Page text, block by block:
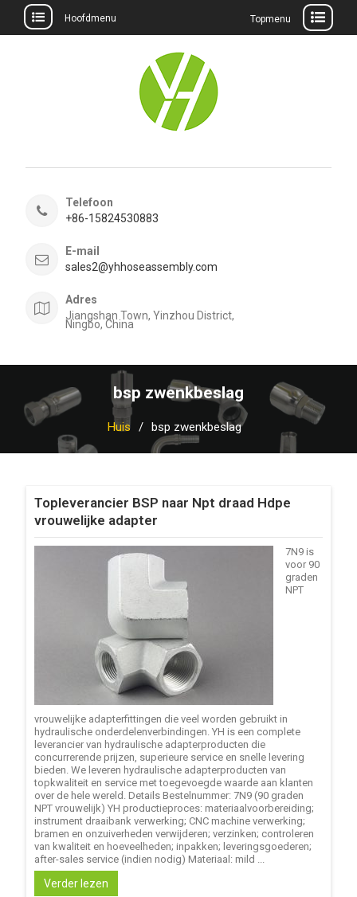
Hoofdmenu Topmenu
Telefoon
+86-15824530883
E-mail
sales2@yhhoseassembly.com
Adres
Jiangshan Town, Yinzhou District,
Ningbo, China
bsp zwenkbeslag
Huis bsp zwenkbeslag
Topleverancier BSP naar Npt draad Hdpe
vrouwelijke adapter
7N9 is
voor 90
graden
NPT
vrouwelijke adapterfittingen die veel worden gebruikt in
hydraulische onderdelenverbindingen. YH is een complete
leverancier van hydraulische adapterproducten die
concurrerende prijzen, superieure service en snelle levering
bieden. We leveren hydraulische adapterproducten van
topkwaliteit en service met toegevoegde waarde aan klanten
over de hele wereld. Details Bestelnummer: 7N9 (90 graden
NPT vrouwelijk) YH productieproces: materiaalvoorbereiding;
instrument draaibank verwerking; CNC machine verwerking;
bramen en onzuiverheden verwijderen; verzinken; controleren
van kwaliteit en hoeveelheden; inpakken; leveringsgoederen;
after-sales service (indien nodig) Materiaal: mild ...
Verder lezen